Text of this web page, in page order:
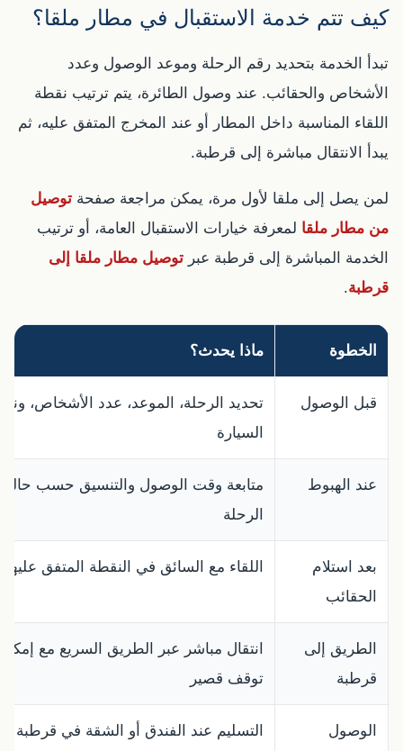
كيف تتم خدمة الاستقبال في مطار ملقا؟
تبدأ الخدمة بتحديد رقم الرحلة وموعد الوصول وعدد
الأشخاص والحقائب. عند وصول الطائرة، يتم ترتيب نقطة
اللقاء المناسبة داخل المطار أو عند المخرج المتفق عليه، ثم
يبدأ الانتقال مباشرة إلى قرطبة.
لمن يصل إلى ملقا لأول مرة، يمكن مراجعة صفحة توصيل
من مطار ملقا لمعرفة خيارات الاستقبال العامة، أو ترتيب
الخدمة المباشرة إلى قرطبة عبر توصيل مطار ملقا إلى
قرطبة.
الخطوة ماذا يحدث؟
قبل الوصول
تحديد الرحلة، الموعد، عدد الأشخاص،
السيارة
عند الهبوط
متابعة وقت الوصول والتنسيق حسب حالة
الرحلة
بعد استلام
الحقائب
اللقاء مع السائق في النقطة المتفق عليها
الطريق إلى
قرطبة
انتقال مباشر عبر الطريق السريع مع
توقف قصير
الوصول التسليم عند الفندق أو الشقة في قرطبة